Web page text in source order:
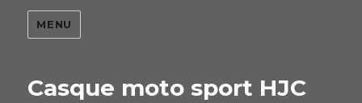
MENU
Casque moto sport HJC